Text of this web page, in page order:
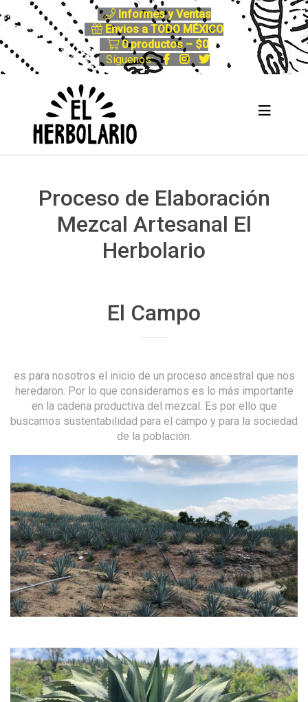
Informes y Ventas
Envios a TODO MÉXICO
0 productos – $0
Síguenos:
Proceso de Elaboración
Mezcal Artesanal El
Herbolario
El Campo
es para nosotros el inicio de un proceso ancestral que nos
heredaron. Por lo que consideramos es lo más importante
en la cadena productiva del mezcal. Es por ello que
buscamos sustentabilidad para el campo y para la sociedad
de la población.